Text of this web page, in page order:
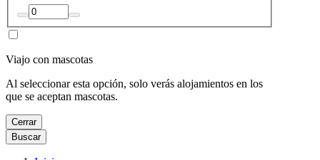
Viajo con mascotas
Al seleccionar esta opción, solo verás alojamientos en los
que se aceptan mascotas.
Cerrar
Buscar